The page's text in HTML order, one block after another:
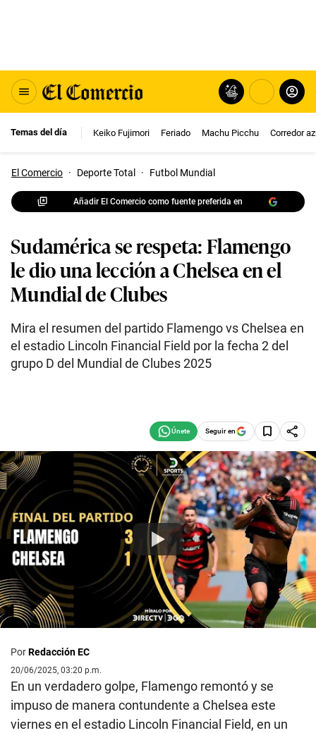
Temas del día Keiko Fujimori Feriado Machu Picchu Corredor
El Comercio · Deporte Total · Futbol Mundial
Añadir El Comercio como fuente preferida en
Sudamérica se respeta: Flamengo
le dio una lección a Chelsea en el
Mundial de Clubes
Mira el resumen del partido Flamengo vs Chelsea en
el estadio Lincoln Financial Field por la fecha 2 del
grupo D del Mundial de Clubes 2025
Seguir en
PorRedacción EC
20/06/2025, 03:20 p.m.
En un verdadero golpe, Flamengo remontó y se
impuso de manera contundente a Chelsea este
viernes en el estadio Lincoln Financial Field, en un